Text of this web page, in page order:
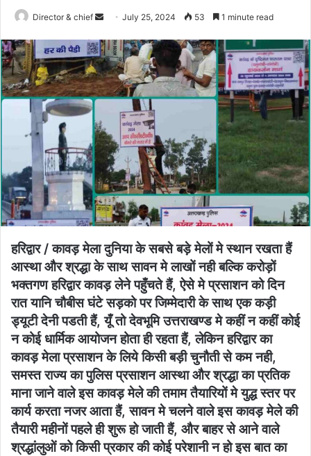
Director & chief
Send
email
July 25, 2024 53 1 minute read
हरिद्वार / कावड़ मेला दुनिया के सबसे बड़े मेलों मे स्थान रखता हैं
आस्था और श्रद्धा के साथ सावन मे लाखों नही बल्कि करोड़ों
भक्तगण हरिद्वार कावड़ लेने पहुँचते हैं, ऐसे मे प्रसाशन को दिन
रात यानि चौबीस घंटे सड़को पर जिम्मेदारी के साथ एक कड़ी
ड्यूटी देनी पडती हैं, यूँ तो देवभूमि उत्तराखण्ड मे कहीं न कहीं कोई
न कोई धार्मिक आयोजन होता ही रहता हैं, लेकिन हरिद्वार का
कावड़ मेला प्रसाशन के लिये किसी बड़ी चुनौती से कम नही,
समस्त राज्य का पुलिस प्रसाशन आस्था और श्रद्धा का प्रतिक
माना जाने वाले इस कावड़ मेले की तमाम तैयारियों मे युद्ध स्तर पर
कार्य करता नजर आता हैं, सावन मे चलने वाले इस कावड़ मेले की
तैयारी महीनों पहले ही शुरू हो जाती हैं, और बाहर से आने वाले
श्रद्धांलुओं को किसी प्रकार की कोई परेशानी न हो इस बात का